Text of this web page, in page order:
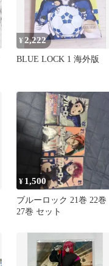
¥2,222
BLUE LOCK 1 海外版
¥ 1,500
ブルーロック 21巻 22巻
27巻 セット